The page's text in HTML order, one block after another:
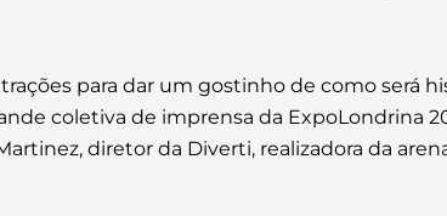
para dar um gostinho de como será
coletiva de imprensa da ExpoLondrina
diretor da Diverti, realizadora da